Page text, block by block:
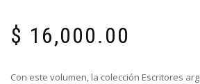
$ 16,000.00
Con este volumen, la colección Escritores